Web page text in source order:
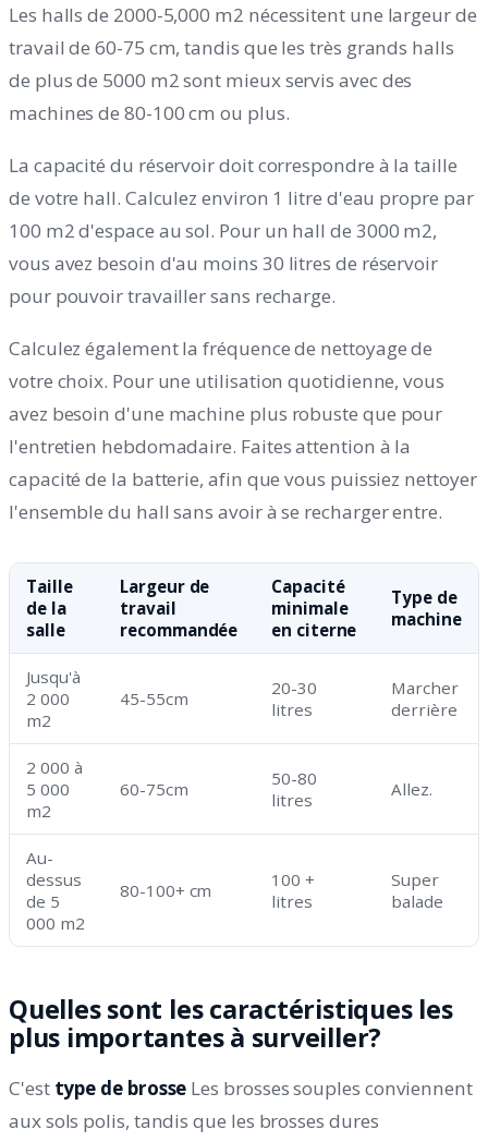
Les halls de 2000-5,000 m2 nécessitent une largeur de
travail de 60-75 cm, tandis que les très grands halls
de plus de 5000 m2 sont mieux servis avec des
machines de 80-100 cm ou plus.
La capacité du réservoir doit correspondre à la taille
de votre hall. Calculez environ 1 litre d'eau propre par
100 m2 d'espace au sol. Pour un hall de 3000 m2,
vous avez besoin d'au moins 30 litres de réservoir
pour pouvoir travailler sans recharge.
Calculez également la fréquence de nettoyage de
votre choix. Pour une utilisation quotidienne, vous
avez besoin d'une machine plus robuste que pour
l'entretien hebdomadaire. Faites attention à la
capacité de la batterie, afin que vous puissiez nettoyer
l'ensemble du hall sans avoir à se recharger entre.
Taille
de la
salle
Largeur de
travail
recommandée
Capacité
minimale
en citerne
Type de
machine
Jusqu'à
2 000
m2
45-55cm
20-30
litres
Marcher
derrière
2 000 à
5 000
m2
60-75cm
50-80
litres
Allez.
Au-
dessus
de 5
000 m2
80-100+ cm
100 +
litres
Super
balade
Quelles sont les caractéristiques les
plus importantes à surveiller?
C'est type de brosse Les brosses souples conviennent
aux sols polis, tandis que les brosses dures